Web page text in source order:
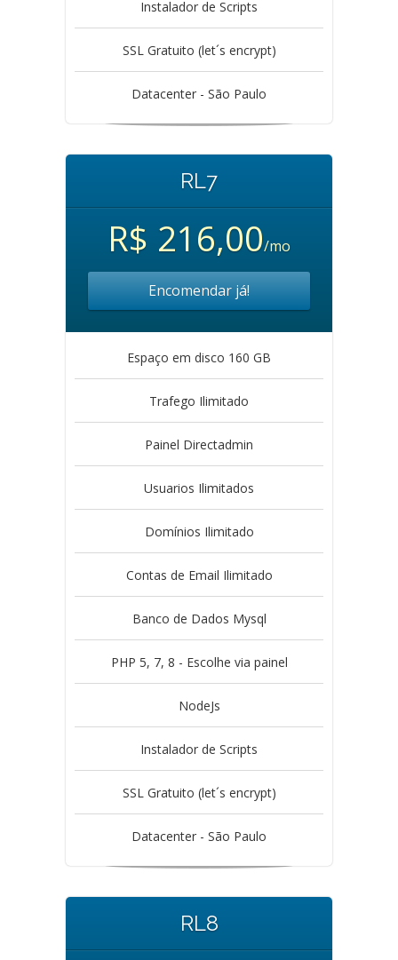
Instalador de Scripts
SSL Gratuito (let´s encrypt)
Datacenter - São Paulo
RL7
R$ 216,00/mo
Encomendar já!
Espaço em disco 160 GB
Trafego Ilimitado
Painel Directadmin
Usuarios Ilimitados
Domínios Ilimitado
Contas de Email Ilimitado
Banco de Dados Mysql
PHP 5, 7, 8 - Escolhe via painel
NodeJs
Instalador de Scripts
SSL Gratuito (let´s encrypt)
Datacenter - São Paulo
RL8